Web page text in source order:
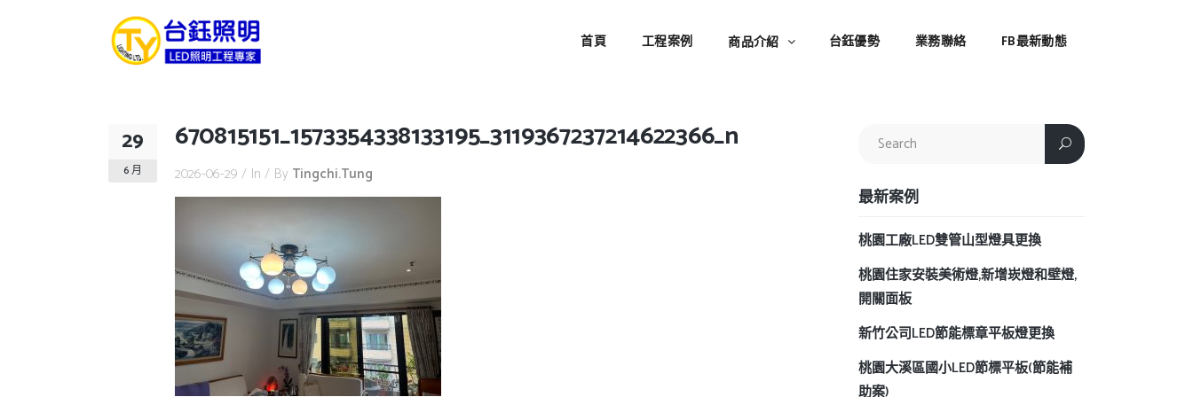
首頁 工程案例 商品介紹 台鈺優勢 業務聯絡 FB最新動態
29
6 月
670815151_1573354338133195_3119367237214622366_n
2026-06-29 In By Tingchi.tung
最新案例
桃園工廠LED雙管山型燈具更換
桃園住家安裝美術燈,新增崁燈和壁燈,
開關面板
新竹公司LED節能標章平板燈更換
桃園大溪區國小LED節標平板(節能補
助案)